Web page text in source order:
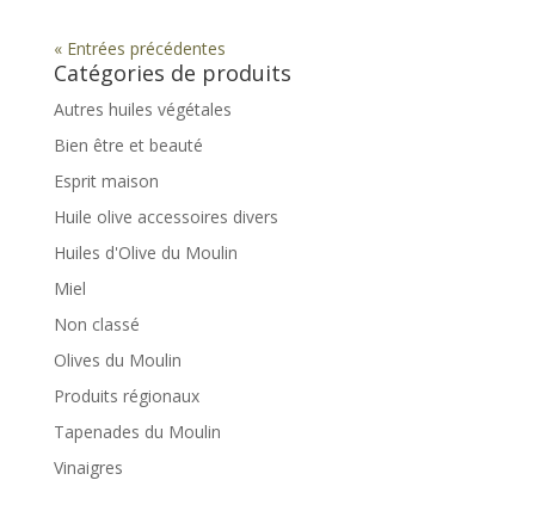
« Entrées précédentes
Catégories de produits
Autres huiles végétales
Bien être et beauté
Esprit maison
Huile olive accessoires divers
Huiles d'Olive du Moulin
Miel
Non classé
Olives du Moulin
Produits régionaux
Tapenades du Moulin
Vinaigres